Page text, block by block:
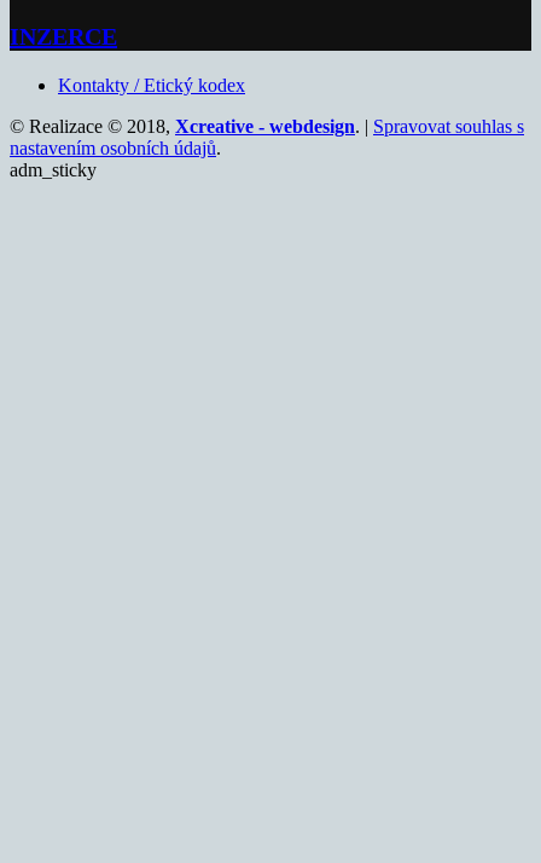
INZERCE
Kontakty / Etický kodex
© Realizace © 2018, Xcreative - webdesign. | Spravovat souhlas s
nastavením osobních údajů.
adm_sticky